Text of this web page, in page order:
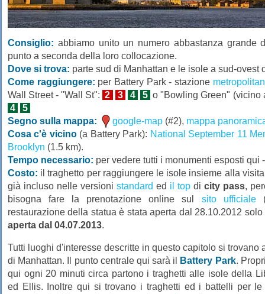
Consiglio: abbiamo unito un numero abbastanza grande
punto a seconda della loro collocazione.
Dove si trova: parte sud di Manhattan e le isole a sud-ovest
Come raggiungere: per Battery Park - stazione
Wall Street - "Wall St": 2 3 4 5 o "Bowling Green" (vicino
4
5
Segno sulla mappa:
google-map (#2), mappa
Cosa c'è vicino(a Battery Park): National September 11
Brooklyn (1.5 km).
Tempo necessario: per vedere tutti i monumenti esposti qui
Costo: il traghetto per raggiungere le isole insieme alla
già incluso nelle versioni standard ed il top di city pass,
bisogna fare la prenotazione online sul sito ufficiale
restaurazione della statua è stata aperta dal 28.10.2012
aperta dal 04.07.2013.
Tutti luoghi d'interesse descritte in questo capitolo si trovano
di Manhattan. Il punto centrale qui sarà il
Battery Park.
qui ogni 20 minuti circa partono i traghetti alle isole della
ed Ellis. Inoltre qui si trovano i traghetti ed i battelli per le